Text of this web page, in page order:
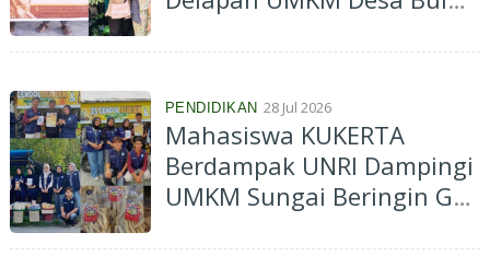
Lewat Google Maps hingga
PENDIDIKAN 28 Jul 2026
Mahasiswa KUKERTA
Berdampak UNRI Dampingi
UMKM Sungai Beringin Go
Legalitas Usaha